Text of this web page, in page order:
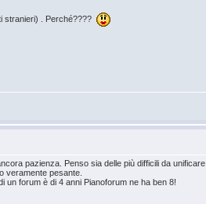
stranieri) . Perché????
pazienza. Penso sia delle più difficili da unificare.
veramente pesante.
un forum è di 4 anni Pianoforum ne ha ben 8!